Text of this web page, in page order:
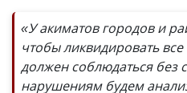
«У акиматов городов и
чтобы ликвидировать
должен соблюдаться без
нарушениям будем